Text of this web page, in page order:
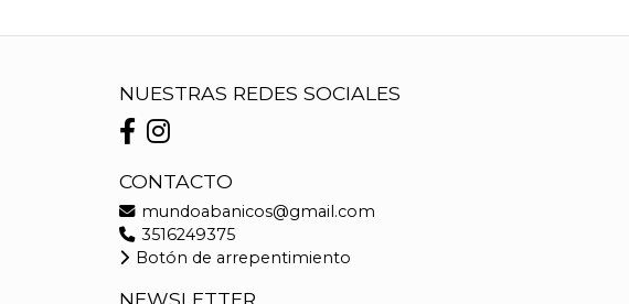
NUESTRAS REDES SOCIALES
CONTACTO
mundoabanicos@gmail.com
3516249375
Botón de arrepentimiento
NEWSLETTER